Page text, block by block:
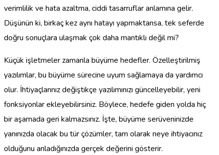
verimlilik ve hata azaltma, ciddi tasarruflar anlamına gelir.
Düşünün ki, birkaç kez aynı hatayı yapmaktansa, tek seferde
doğru sonuçlara ulaşmak çok daha mantıklı değil mi?
Küçük işletmeler zamanla büyüme hedefler. Özelleştirilmiş
yazılımlar, bu büyüme sürecine uyum sağlamaya da yardımcı
olur. İhtiyaçlarınız değiştikçe yazılımınızı güncelleyebilir, yeni
fonksiyonlar ekleyebilirsiniz. Böylece, hedefe giden yolda hiç
bir aşamada geri kalmazsınız. İşte, büyüme serüveninizde
yanınızda olacak bu tür çözümler, tam olarak neye ihtiyacınız
olduğunu anladığınızda gerçek değerini gösterir.